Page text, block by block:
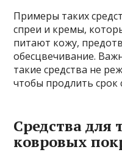
Примеры таких
спреи и кремы,
питают кожу,
обесцвечивание.
такие средства не
чтобы продлить срок
Средства для
ковровых